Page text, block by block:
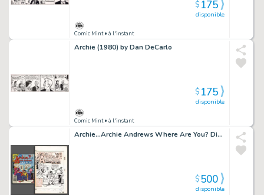
Comic Mint• à l'instant
disponible
$175
Archie (1980) by Dan DeCarlo
Comic Mint• à l'instant
disponible
$175
Archie...Archie Andrews Where Are You? Digest Magazine #50 by Dan DeCarlo (Archie, 1987)
disponible
$500